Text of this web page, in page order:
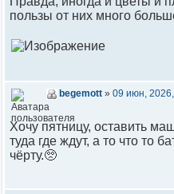
пользы от них много
begemott » 09 июн,
Хочу пятницу, оставить
туда где ждут, а то что то
чёрту.🥺